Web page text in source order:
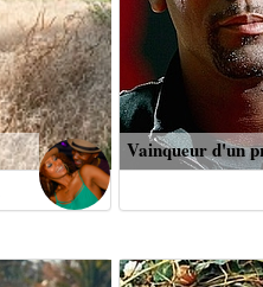
Vainqueur d'un